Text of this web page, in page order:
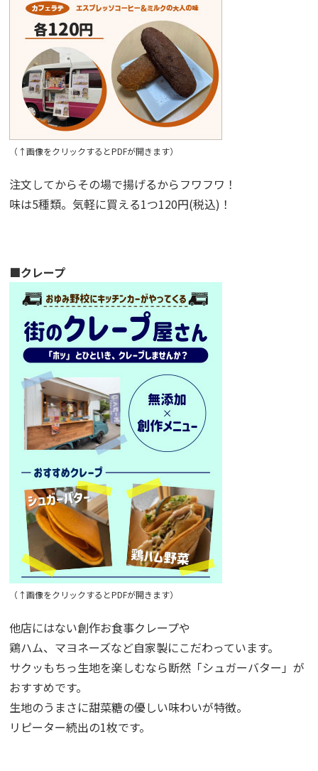
（↑画像をクリックするとPDFが開きます）
注文してからその場で揚げるからフワフワ！
味は5種類。気軽に買える1つ120円(税込)！
■クレープ
（↑画像をクリックするとPDFが開きます）
他店にはない創作お食事クレープや
鶏ハム、マヨネーズなど自家製にこだわっています。
サクッもちっ生地を楽しむなら断然「シュガーバター」が
おすすめです。
生地のうまさに甜菜糖の優しい味わいが特徴。
リピーター続出の1枚です。